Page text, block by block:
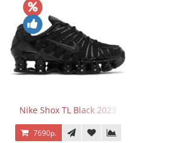
Nike Shox TL Black 2023
7690р.